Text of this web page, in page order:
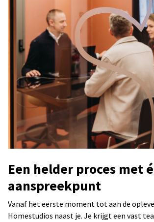
Een helder proces met
aanspreekpunt
Vanaf het eerste moment tot aan de
Homestudios naast je. Je krijgt een vast